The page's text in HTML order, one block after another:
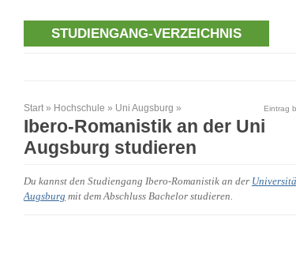
STUDIENGANG-VERZEICHNIS
Start » Hochschule » Uni Augsburg » Eintrag
Ibero-Romanistik an der Uni
Augsburg studieren
Du kannst den Studiengang Ibero-Romanistik an der
Augsburg mit dem Abschluss Bachelor studieren.